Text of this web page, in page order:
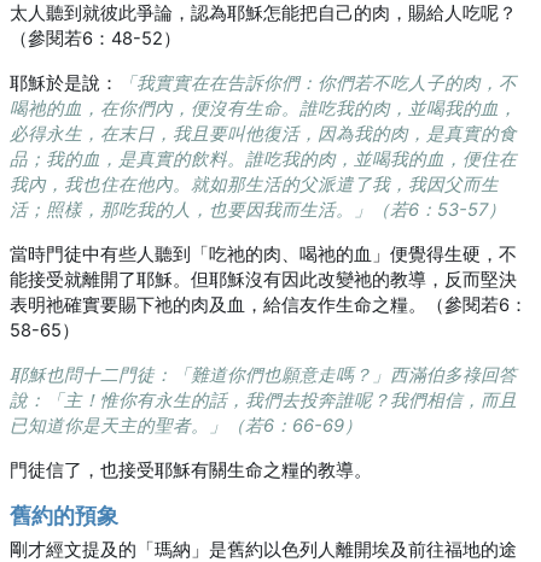
太人聽到就彼此爭論，認為耶穌怎能把自己的肉，賜給人吃呢？
（參閱若6：48-52）
耶穌於是說：
「我實實在在告訴你們：你們若不吃人子的肉，不
喝祂的血，在你們內，便沒有生命。誰吃我的肉，並喝我的血，
必得永生，在末日，我且要叫他復活，因為我的肉，是真實的食
品；我的血，是真實的飲料。誰吃我的肉，並喝我的血，便住在
我內，我也住在他內。就如那生活的父派遣了我，我因父而生
活；照樣，那吃我的人，也要因我而生活。」（若6：53-57）
當時門徒中有些人聽到「吃祂的肉、喝祂的血」便覺得生硬，不
能接受就離開了耶穌。但耶穌沒有因此改變祂的教導，反而堅決
表明祂確實要賜下祂的肉及血，給信友作生命之糧。（參閱若6：
58-65）
耶穌也問十二門徒：「難道你們也願意走嗎？」西滿伯多祿回答
說：「主！惟你有永生的話，我們去投奔誰呢？我們相信，而且
已知道你是天主的聖者。」（若6：66-69）
門徒信了，也接受耶穌有關生命之糧的教導。
舊約的預象
剛才經文提及的「瑪納」是舊約以色列人離開埃及前往福地的途